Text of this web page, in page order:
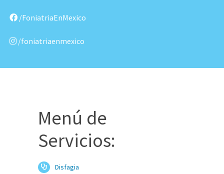
/FoniatriaEnMexico
/foniatriaenmexico
Menú de
Servicios:
Disfagia